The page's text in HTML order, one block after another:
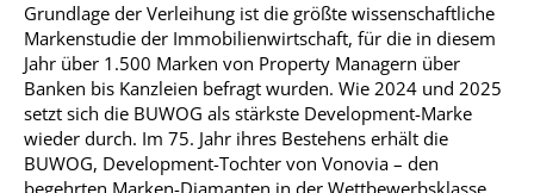
Grundlage der Verleihung ist die größte wissenschaftliche
Markenstudie der Immobilienwirtschaft, für die in diesem
Jahr über 1.500 Marken von Property Managern über
Banken bis Kanzleien befragt wurden. Wie 2024 und 2025
setzt sich die BUWOG als stärkste Development-Marke
wieder durch. Im 75. Jahr ihres Bestehens erhält die
BUWOG, Development-Tochter von Vonovia – den
begehrten Marken-Diamanten in der Wettbewerbsklasse